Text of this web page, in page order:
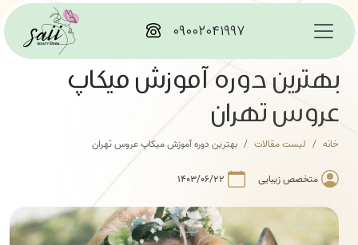
۰۹۰۰۲۰۴۱۹۹۷
بهترین دوره آموزش میکاپ
عروس تهران
خانه لیست مقالات بهترین دوره آموزش میکاپ عروس تهران
متخصص زیبایی ۱۴۰۳/۰۶/۲۲